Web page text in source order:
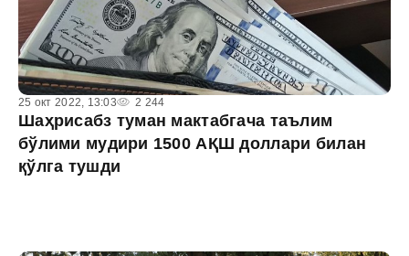
25 окт 2022, 13:03 2 244
Шаҳрисабз туман мактабгача таълим
бўлими мудири 1500 АҚШ доллари билан
қўлга тушди